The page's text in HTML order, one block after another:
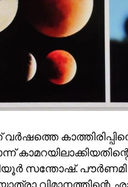
സന്തോഷ്. പൗര്‍ണമി
വിമാനത്തിന്റെ